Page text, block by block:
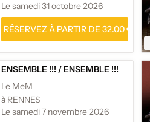
Le samedi 31 octobre 2026
RÉSERVEZ À PARTIR DE 32.00 €
ENSEMBLE !!! /ENSEMBLE !!!
Le MeM
à RENNES
Le samedi 7 novembre 2026